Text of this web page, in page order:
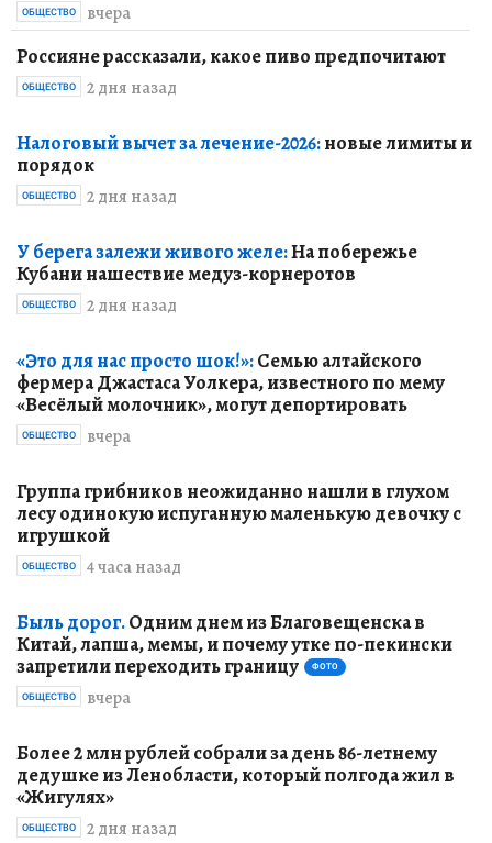
вчера
ОБЩЕСТВО
Россияне рассказали, какое пиво предпочитают
2 дня назад
ОБЩЕСТВО
Налоговый вычет за лечение-2026:новые лимиты и
порядок
2 дня назад
ОБЩЕСТВО
У берега залежи живого желе:На побережье
Кубани нашествие медуз-корнеротов
2 дня назад
ОБЩЕСТВО
«Это для нас просто шок!»:Семью алтайского
фермера Джастаса Уолкера, известного по мему
«Весёлый молочник», могут депортировать
вчера
ОБЩЕСТВО
Группа грибников неожиданно нашли в глухом
лесу одинокую испуганную маленькую девочку с
игрушкой
4 часа назад
ОБЩЕСТВО
Быль дорог.Одним днем из Благовещенска в
Китай, лапша, мемы, и почему утке по-пекински
запретили переходить границу
ФОТО
вчера
ОБЩЕСТВО
Более 2 млн рублей собрали за день 86-летнему
дедушке из Ленобласти, который полгода жил в
«Жигулях»
2 дня назад
ОБЩЕСТВО